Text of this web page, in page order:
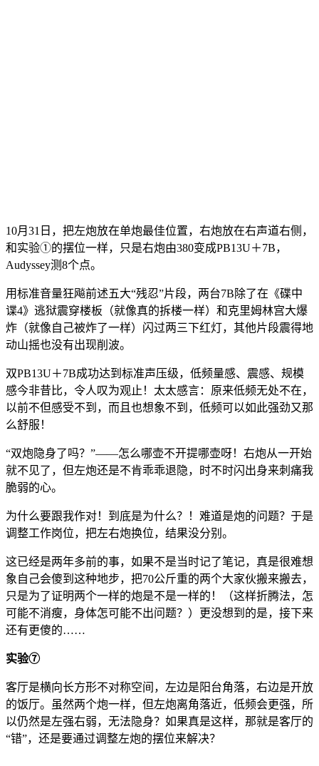
10月31日，把左炮放在单炮最佳位置，右炮放在右声道右侧，
和实验①的摆位一样，只是右炮由380变成PB13U＋7B，
Audyssey测8个点。
用标准音量狂飚前述五大“残忍”片段，两台7B除了在《碟中
谍4》逃狱震穿楼板（就像真的拆楼一样）和克里姆林宫大爆
炸（就像自己被炸了一样）闪过两三下红灯，其他片段震得地
动山摇也没有出现削波。
双PB13U＋7B成功达到标准声压级，低频量感、震感、规模
感今非昔比，令人叹为观止！太太感言：原来低频无处不在，
以前不但感受不到，而且也想象不到，低频可以如此强劲又那
么舒服！
“双炮隐身了吗？”——怎么哪壶不开提哪壶呀！右炮从一开始
就不见了，但左炮还是不肯乖乖退隐，时不时闪出身来刺痛我
脆弱的心。
为什么要跟我作对！到底是为什么？！难道是炮的问题？于是
调整工作岗位，把左右炮换位，结果没分别。
这已经是两年多前的事，如果不是当时记了笔记，真是很难想
象自己会傻到这种地步，把70公斤重的两个大家伙搬来搬去，
只是为了证明两个一样的炮是不是一样的！（这样折腾法，怎
可能不消瘦，身体怎可能不出问题？）更没想到的是，接下来
还有更傻的……
实验⑦
客厅是横向长方形不对称空间，左边是阳台角落，右边是开放
的饭厅。虽然两个炮一样，但左炮离角落近，低频会更强，所
以仍然是左强右弱，无法隐身？如果真是这样，那就是客厅的
“错”，还是要通过调整左炮的摆位来解决？